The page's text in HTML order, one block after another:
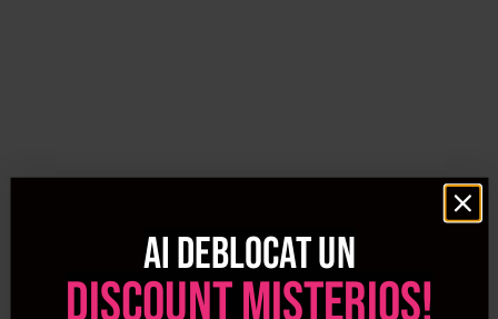
Ai deblocat un
discount misterios!